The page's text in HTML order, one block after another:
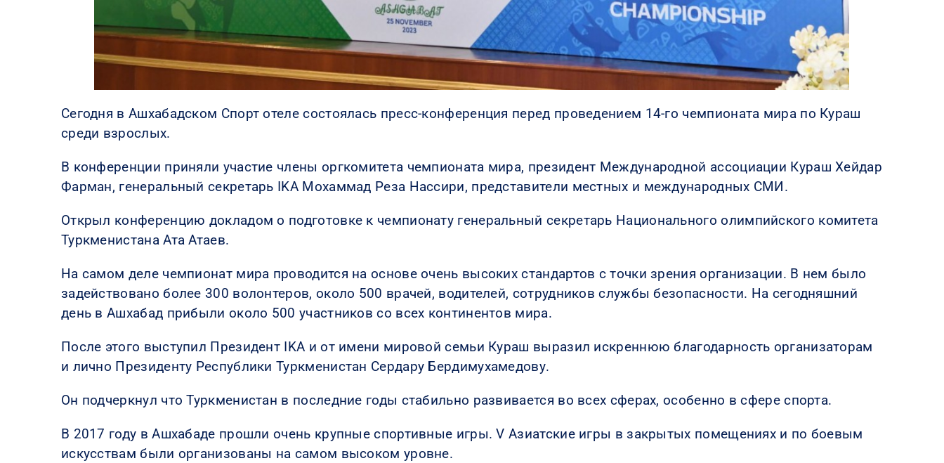
Сегодня в Ашхабадском Спорт отеле состоялась пресс-конференция перед проведением 14-го чемпионата мира по Кураш
среди взрослых.
В конференции приняли участие члены оргкомитета чемпионата мира, президент Международной ассоциации Кураш Хейдар
Фарман, генеральный секретарь IKA Мохаммад Реза Нассири, представители местных и международных СМИ.
Открыл конференцию докладом о подготовке к чемпионату генеральный секретарь Национального олимпийского комитета
Туркменистана Ата Атаев.
На самом деле чемпионат мира проводится на основе очень высоких стандартов с точки зрения организации. В нем было
задействовано более 300 волонтеров, около 500 врачей, водителей, сотрудников службы безопасности. На сегодняшний
день в Ашхабад прибыли около 500 участников со всех континентов мира.
После этого выступил Президент IKA и от имени мировой семьи Кураш выразил искреннюю благодарность организаторам
и лично Президенту Республики Туркменистан Сердару Бердимухамедову.
Он подчеркнул что Туркменистан в последние годы стабильно развивается во всех сферах, особенно в сфере спорта.
В 2017 году в Ашхабаде прошли очень крупные спортивные игры. V Азиатские игры в закрытых помещениях и по боевым
искусствам были организованы на самом высоком уровне.